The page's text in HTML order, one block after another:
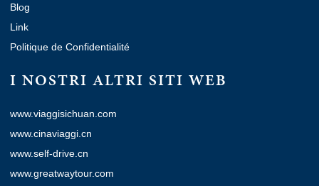
Blog
Link
Politique de Confidentialité
I NOSTRI ALTRI SITI WEB
www.viaggisichuan.com
www.cinaviaggi.cn
www.self-drive.cn
www.greatwaytour.com